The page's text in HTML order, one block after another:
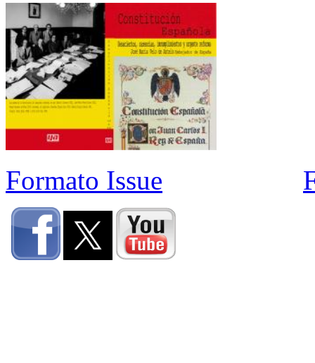
Formato Issue